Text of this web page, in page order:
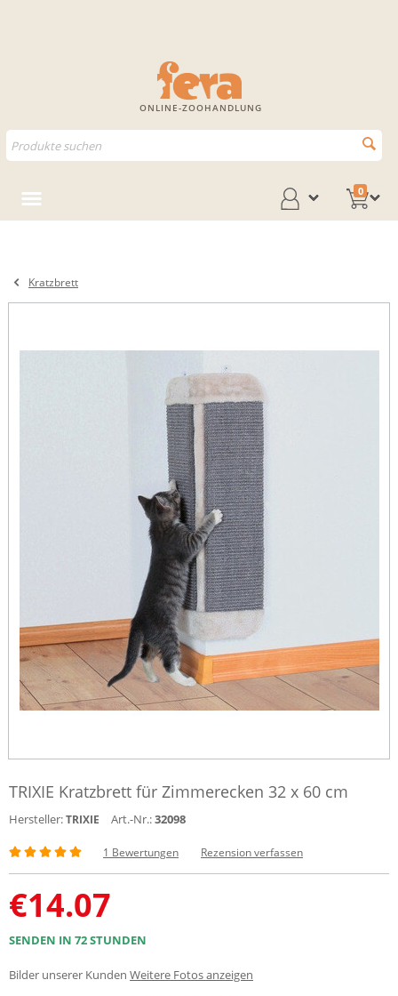
ONLINE-ZOOHANDLUNG
0
Kratzbrett
TRIXIE Kratzbrett für Zimmerecken 32 x 60 cm
Hersteller:TRIXIE Art.-Nr.:32098
1 Bewertungen Rezension verfassen
€14.07
SENDEN IN 72 STUNDEN
Bilder unserer Kunden Weitere Fotos anzeigen